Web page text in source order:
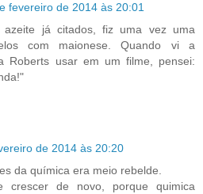
fevereiro de 2014 às 20:01
já citados, fiz uma vez uma
com maionese. Quando vi a
Roberts usar em um filme, pensei:
de 2014 às 20:20
da química era meio rebelde.
crescer de novo, porque quimica